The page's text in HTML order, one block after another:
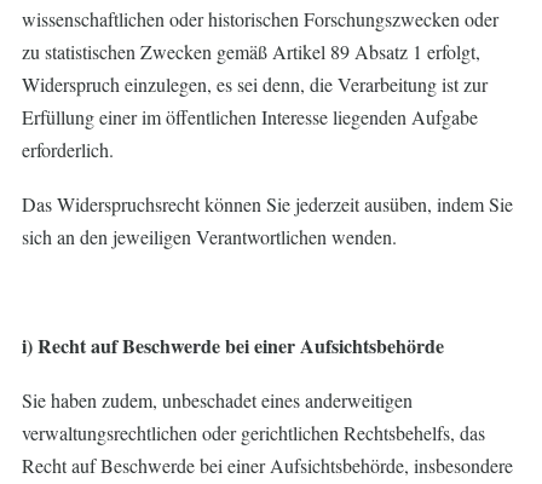
wissenschaftlichen oder historischen Forschungszwecken oder
zu statistischen Zwecken gemäß Artikel 89 Absatz 1 erfolgt,
Widerspruch einzulegen, es sei denn, die Verarbeitung ist zur
Erfüllung einer im öffentlichen Interesse liegenden Aufgabe
erforderlich.
Das Widerspruchsrecht können Sie jederzeit ausüben, indem Sie
sich an den jeweiligen Verantwortlichen wenden.
i) Recht auf Beschwerde bei einer Aufsichtsbehörde
Sie haben zudem, unbeschadet eines anderweitigen
verwaltungsrechtlichen oder gerichtlichen Rechtsbehelfs, das
Recht auf Beschwerde bei einer Aufsichtsbehörde, insbesondere